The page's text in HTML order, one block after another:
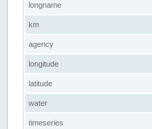
longname
km
agency
longitude
latitude
water
timeseries